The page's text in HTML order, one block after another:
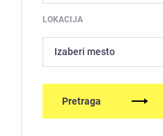
LOKACIJA
Izaberi mesto
Pretraga